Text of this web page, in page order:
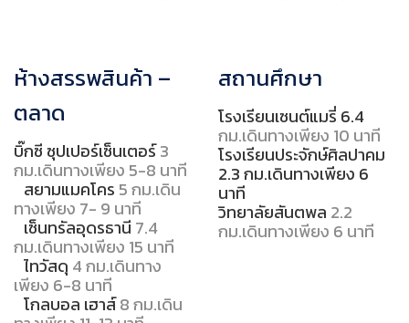
ห้างสรรพสินค้า –
ตลาด
บิ๊กซี ซุปเปอร์เซ็นเตอร์3
กม.เดินทางเพียง 5-8 นาที
สยามแมคโคร 5 กม.เดิน
ทางเพียง 7- 9 นาที
เซ็นทรัลอุดรธานี 7.4
กม.เดินทางเพียง 15 นาที
ไทวัสดุ 4 กม.เดินทาง
เพียง 6-8 นาที
โกลบอล เฮาส์8 กม.เดิน
สถานศึกษา
โรงเรียนเซนต์แมรี่ 6.4
กม.เดินทางเพียง 10 นาที
โรงเรียนประจักษ์ศิลปาคม
2.3 กม.เดินทางเพียง 6
นาที
วิทยาลัยสันตพล 2.2
กม.เดินทางเพียง 6 นาที